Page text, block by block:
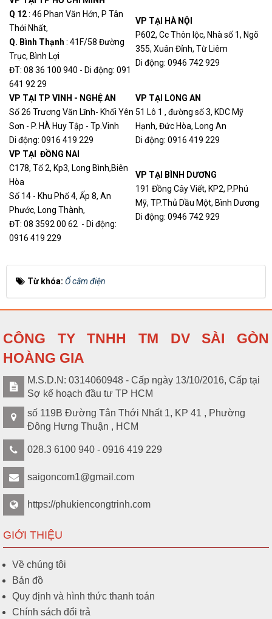
S006140 ổ cắm 3 port Điện quang
Liên
S005448 Ổ cắm điện 3 hai chấu
PC2-5104
Ổ cắm 3 chấu âm- xiết ốc -
3 pin Socket
VND
Q 12: 46 Phan Văn Hớn, P Tân
Thới Nhất,
Q. Bình Thạn h : 41F/58 Đường
Trục, Bình Lợi
ĐT: 08 36 100 940 - Di động: 091
641 92 29
VP TẠI HÀ NỘI
P602, Cc Thôn lộc, Nhà số 1, Ngõ
355, Xuân Đỉnh, Từ Liêm
Di động: 0946 742 929
VP TẠI TP VINH - NGHỆ AN
Số 26 Trương Văn Lĩnh- Khối Yên
Sơn - P. HÀ Huy Tập - Tp.Vinh
Di động: 0916 419 229
VP TẠI LONG AN
51 Lô 1 , đường số 3, KDC Mỹ
Hạnh, Đức Hòa, Long An
Di động: 0916 419 229
VP TẠI ĐỒNG NAI
C178, Tổ 2, Kp3, Long Bình,Biên
Hòa
Số 14 - Khu Phố 4, Ấp 8, An
Phước, Long Thành,
ĐT: 08 3592 00 62 - Di động:
0916 419 229
VP TẠI BÌNH DƯƠNG
191 Đồng Cây Viết, KP2, P.Phú
Mỹ, TP.Thủ Dầu Một, Bình Dương
Di động: 0946 742 929
Từ khóa: Ổ cắm điện
CÔNG TY TNHH TM DV SÀI GÒN
HOÀNG GIA
M.S.D.N: 0314060948 - Cấp ngày 13/10/2016, Cấp tại
Sợ kế hoạch đầu tư TP HCM
số 119B Đường Tân Thới Nhất 1, KP 41 , Phường
Đông Hưng Thuận , HCM
028.3 6100 940 - 0916 419 229
saigoncom1@gmail.com
https://phukiencongtrinh.com
GIỚI THIỆU
Về chúng tôi
Bản đồ
Quy định và hình thức thanh toán
Chính sách đổi trả